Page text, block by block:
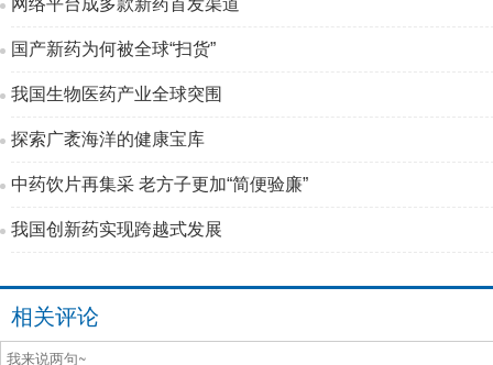
网络平台成多款新药首发渠道
国产新药为何被全球“扫货”
我国生物医药产业全球突围
探索广袤海洋的健康宝库
中药饮片再集采 老方子更加“简便验廉”
我国创新药实现跨越式发展
相关评论